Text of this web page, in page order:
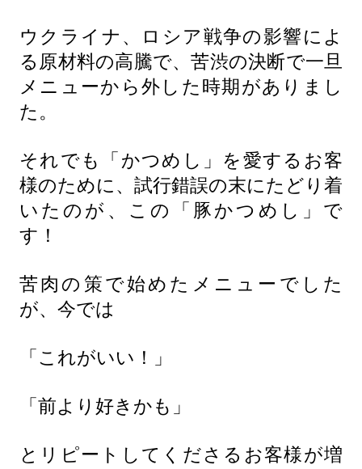
ウクライナ、ロシア戦争の影響によ
る原材料の高騰で、苦渋の決断で一旦
メニューから外した時期がありまし
た。
それでも「かつめし」を愛するお客
様のために、試行錯誤の末にたどり着
いたのが、この「豚かつめし」で
す！
苦肉の策で始めたメニューでした
が、今では
「これがいい！」
「前より好きかも」
とリピートしてくださるお客様が増